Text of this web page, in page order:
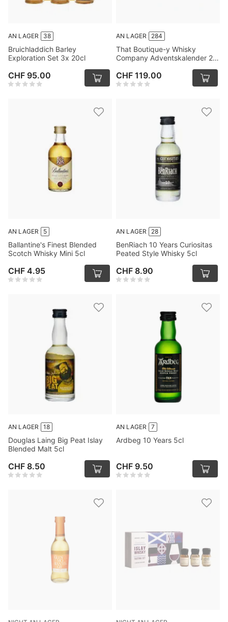
AN LAGER 38
Bruichladdich Barley
Exploration Set 3x 20cl
CHF 95.00
AN LAGER 284
That Boutique-y Whisky
Company Adventskalender 24
CHF 119.00
AN LAGER 5
Ballantine's Finest Blended
Scotch Whisky Mini 5cl
CHF 4.95
AN LAGER 28
BenRiach 10 Years Curiositas
Peated Style Whisky 5cl
CHF 8.90
AN LAGER 18
Douglas Laing Big Peat Islay
Blended Malt 5cl
CHF 8.50
AN LAGER 7
Ardbeg 10 Years 5cl
CHF 9.50